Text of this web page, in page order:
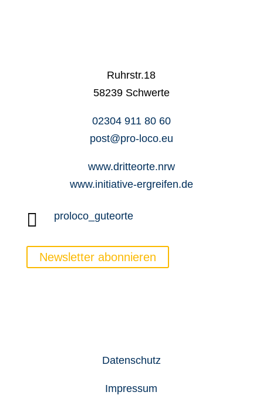
Ruhrstr.18
58239 Schwerte
02304 911 80 60
post@pro-loco.eu
www.dritteorte.nrw
www.initiative-ergreifen.de
 proloco_guteorte
Newsletter abonnieren
Datenschutz
Impressum